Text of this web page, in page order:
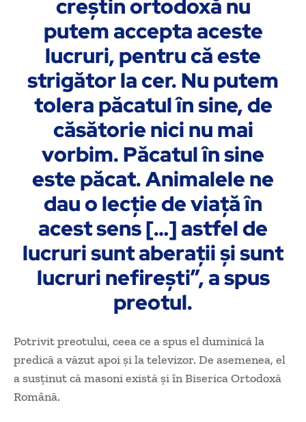
creştin ortodoxă nu
putem accepta aceste
lucruri, pentru că este
strigător la cer. Nu putem
tolera păcatul în sine, de
căsătorie nici nu mai
vorbim. Păcatul în sine
este păcat. Animalele ne
dau o lecţie de viaţă în
acest sens […] astfel de
lucruri sunt aberaţii şi sunt
lucruri nefireşti”, a spus
preotul.
Potrivit preotului, ceea ce a spus el duminică la
predică a văzut apoi şi la televizor. De asemenea, el
a susţinut că masoni există şi în Biserica Ortodoxă
Română.